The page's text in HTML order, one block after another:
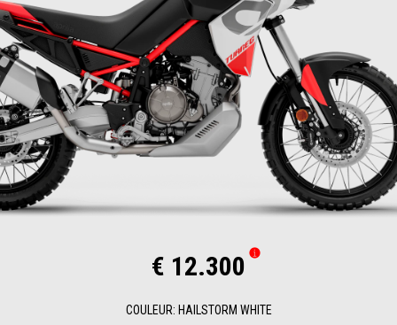
€ 12.300
COULEUR: HAILSTORM WHITE